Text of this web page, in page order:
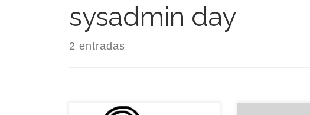
sysadmin day
2 entradas